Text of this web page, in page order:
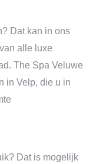
Dat kan in ons
alle luxe
The Spa Veluwe
in Velp, die u in
Dat is mogelijk